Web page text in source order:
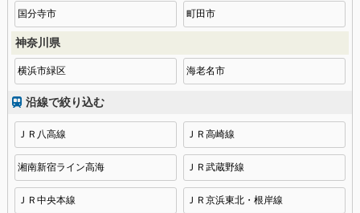
国分寺市 町田市
神奈川県
横浜市緑区 海老名市
沿線で絞り込む
ＪＲ八高線 ＪＲ高崎線
湘南新宿ライン高海 ＪＲ武蔵野線
ＪＲ中央本線 ＪＲ京浜東北・根岸線